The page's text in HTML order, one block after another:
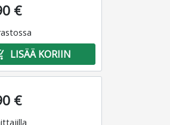
€
LISÄÄ KORIIN
€